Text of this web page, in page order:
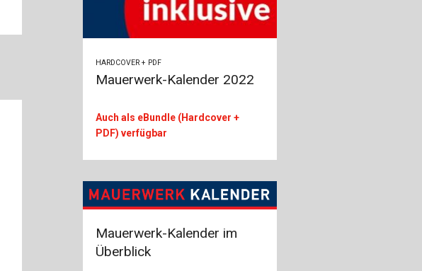
HARDCOVER + PDF
Mauerwerk-Kalender 2022
Auch als eBundle (Hardcover +
PDF) verfügbar
Mauerwerk-Kalender im
Überblick